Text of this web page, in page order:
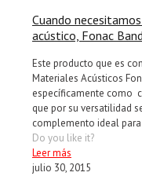
Cuando
acústico, Fonac
Este producto que es
Materiales Acústicos
específicamente como
que por su versatilidad
complemento ideal
Do you like it?
Leer más
julio 30, 2015